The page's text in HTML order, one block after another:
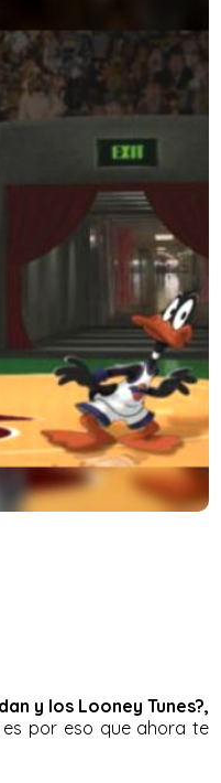
y los Looney Tunes?,
por eso que ahora te